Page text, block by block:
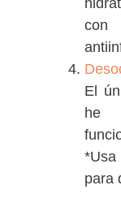
El
he
para